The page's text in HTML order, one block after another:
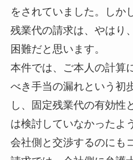
をされていました。しか
残業代の請求は、やはり
困難だと思います。
本件では、ご本人の計算
べき手当の漏れという初
し、固定残業代の有効性
は検討していなかったよ
会社側と交渉するのにも